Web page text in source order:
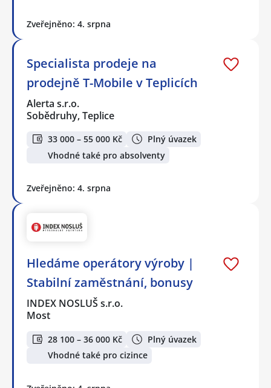
Zveřejněno: 4. srpna
Specialista prodeje na
prodejně T-Mobile v Teplicích
Alerta s.r.o.
Sobědruhy, Teplice
33 000 – 55 000 Kč
Plný úvazek
Vhodné také pro absolventy
Zveřejněno: 4. srpna
Hledáme operátory výroby |
Stabilní zaměstnání, bonusy
INDEX NOSLUŠ s.r.o.
Most
28 100 – 36 000 Kč
Plný úvazek
Vhodné také pro cizince